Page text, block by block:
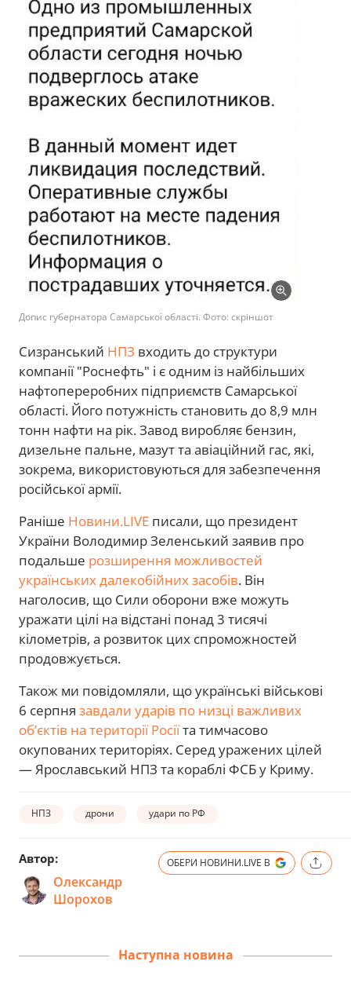
Допис губернатора Самарської області. Фото: скріншот
Сизранський НПЗ входить до структури
компанії "Роснефть" і є одним із найбільших
нафтопереробних підприємств Самарської
області. Його потужність становить до 8,9 млн
тонн нафти на рік. Завод виробляє бензин,
дизельне пальне, мазут та авіаційний гас, які,
зокрема, використовуються для забезпечення
російської армії.
Раніше Новини.LIVE писали, що президент
України Володимир Зеленський заявив про
подальше розширення можливостей
українських далекобійних засобів. Він
наголосив, що Сили оборони вже можуть
уражати цілі на відстані понад 3 тисячі
кілометрів, а розвиток цих спроможностей
продовжується.
Також ми повідомляли, що українські військові
6 серпня завдали ударів по низці важливих
об’єктів на території Росіїта тимчасово
окупованих територіях. Серед уражених цілей
— Ярославський НПЗ та кораблі ФСБ у Криму.
НПЗ дрони удари по РФ
Автор:
Олександр
Шорохов
ОБЕРИ НОВИНИ.LIVE В
Наступна новина